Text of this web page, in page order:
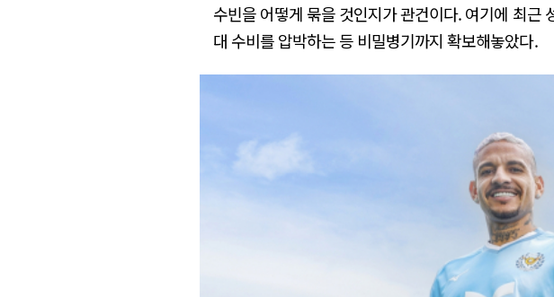
수빈을 어떻게 묶을 것인지가 관건이다. 여기에 최근
대 수비를 압박하는 등 비밀병기까지 확보해놓았다.